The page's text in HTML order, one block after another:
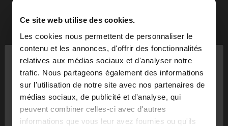
Ce site web utilise des cookies.
Les cookies nous permettent de personnaliser le
contenu et les annonces, d'offrir des fonctionnalités
relatives aux médias sociaux et d'analyser notre
trafic. Nous partageons également des informations
sur l'utilisation de notre site avec nos partenaires de
médias sociaux, de publicité et d'analyse, qui
peuvent combiner celles-ci avec d'autres
informations que vous leur avez fournies ou qu'ils
bonjour ×
Vous accédez au site depuis Luxembourg. Voulez-
vous parcourir notre site au United States?